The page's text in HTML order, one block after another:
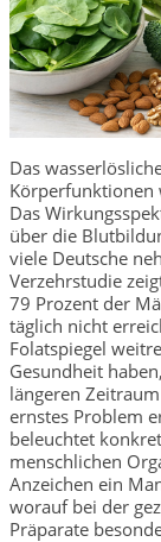
Das
Körperfunktionen
Das
über die
viele Deutsche
Verzehrstudie
79 Prozent der
täglich nicht
Folatspiegel
Gesundheit
längeren
ernstes Problem
beleuchtet
menschlichen
Anzeichen ein
worauf bei der
Präparate